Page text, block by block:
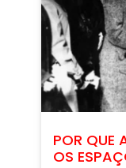
POR QUE
OS